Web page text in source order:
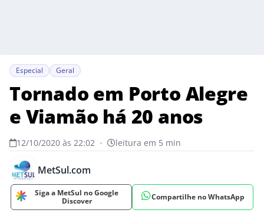
Especial Geral
Tornado em Porto Alegre
e Viamão há 20 anos
12/10/2020 às 22:02 • leitura em 5 min
MetSul.com
Siga a MetSul no Google
Discover
Compartilhe no WhatsApp